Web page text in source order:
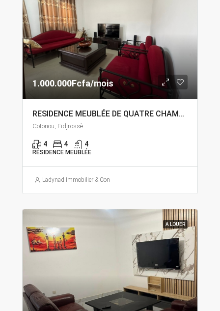
1.000.000Fcfa/mois
RESIDENCE MEUBLÉE DE QUATRE CHAMBRES DEUX SALON À LOUER À FIDJROSSÈ CALVAIRE
Cotonou, Fidjrossè
4 4 4
RÉSIDENCE MEUBLÉE
Ladynad Immobilier & Construction
A LOUER